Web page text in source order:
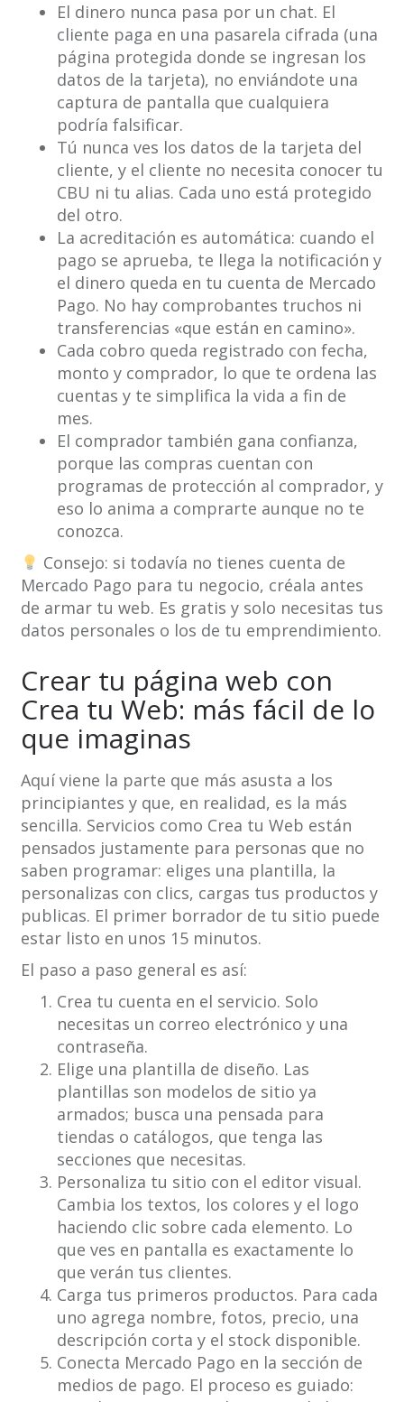
El dinero nunca pasa por un chat. El
cliente paga en una pasarela cifrada (una
página protegida donde se ingresan los
datos de la tarjeta), no enviándote una
captura de pantalla que cualquiera
podría falsificar.
Tú nunca ves los datos de la tarjeta del
cliente, y el cliente no necesita conocer tu
CBU ni tu alias. Cada uno está protegido
del otro.
La acreditación es automática: cuando el
pago se aprueba, te llega la notificación y
el dinero queda en tu cuenta de Mercado
Pago. No hay comprobantes truchos ni
transferencias «que están en camino».
Cada cobro queda registrado con fecha,
monto y comprador, lo que te ordena las
cuentas y te simplifica la vida a fin de
mes.
El comprador también gana confianza,
porque las compras cuentan con
programas de protección al comprador, y
eso lo anima a comprarte aunque no te
conozca.
Consejo: si todavía no tienes cuenta de
Mercado Pago para tu negocio, créala antes
de armar tu web. Es gratis y solo necesitas tus
datos personales o los de tu emprendimiento.
Crear tu página web con
Crea tu Web: más fácil de lo
que imaginas
Aquí viene la parte que más asusta a los
principiantes y que, en realidad, es la más
sencilla. Servicios como Crea tu Web están
pensados justamente para personas que no
saben programar: eliges una plantilla, la
personalizas con clics, cargas tus productos y
publicas. El primer borrador de tu sitio puede
estar listo en unos 15 minutos.
El paso a paso general es así:
Crea tu cuenta en el servicio. Solo
necesitas un correo electrónico y una
contraseña.
Elige una plantilla de diseño. Las
plantillas son modelos de sitio ya
armados; busca una pensada para
tiendas o catálogos, que tenga las
secciones que necesitas.
Personaliza tu sitio con el editor visual.
Cambia los textos, los colores y el logo
haciendo clic sobre cada elemento. Lo
que ves en pantalla es exactamente lo
que verán tus clientes.
Carga tus primeros productos. Para cada
uno agrega nombre, fotos, precio, una
descripción corta y el stock disponible.
Conecta Mercado Pago en la sección de
medios de pago. El proceso es guiado: